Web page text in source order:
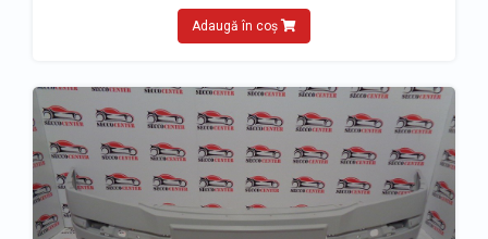
Adaugă în coș